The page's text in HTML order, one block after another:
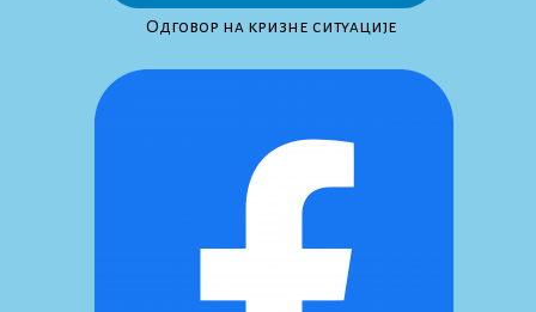
Одговор на кризне ситуације